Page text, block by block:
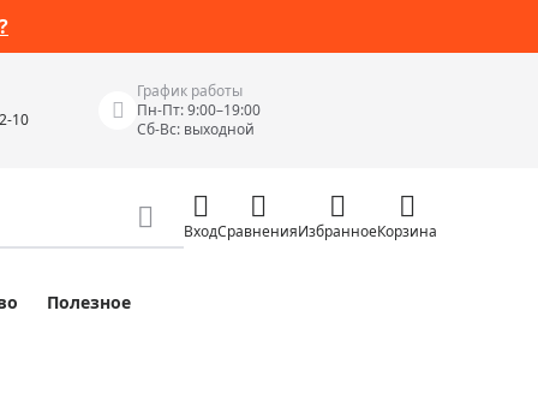
10
График работы
Пн-Пт: 9:00–19:00
Сб-Вс: выходной
Измерительные инструменты
ВходСравненияИзбранноеКорзина
Полезное